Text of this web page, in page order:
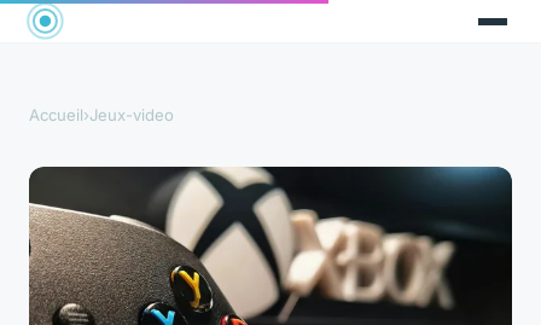
Accueil›Jeux-video